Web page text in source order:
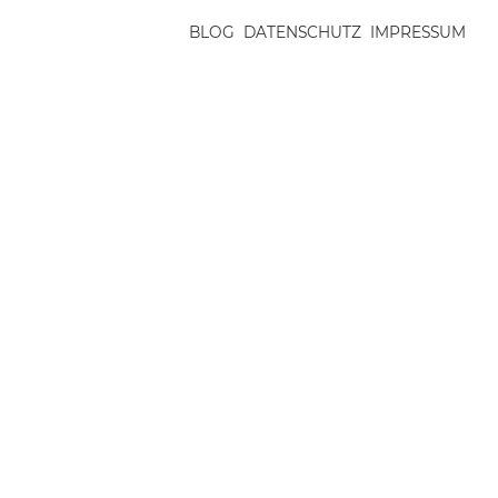
BLOG DATENSCHUTZ IMPRESSUM